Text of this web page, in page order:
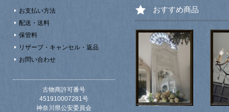
お支払い方法
配送・送料
保管料
リザーブ・キャンセル・返品
お問い合わせ
古物商許可番号
451910007281号
神奈川県公安委員会
おすすめ商品